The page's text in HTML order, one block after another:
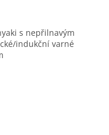
s nepřilnavým
indukční varné